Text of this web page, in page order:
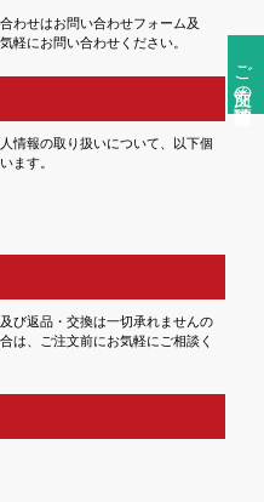
ご注文前の確認事項
わせはお問い合わせフォーム及
軽にお問い合わせください。
情報の取り扱いについて、以下個
ます。
び返品・交換は一切承れませんの
は、ご注文前にお気軽にご相談く